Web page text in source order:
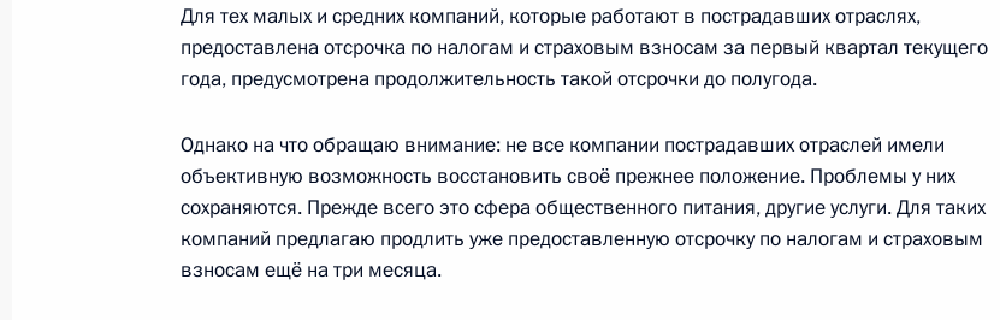
Встреча с членами правления РСПП
21 октября 2020 года, 16:40 Московская область, Ново-Огарёво
3
Подписан Указ о присвоении звания Героя Труда Российской
Федерации Никите Михалкову
21 октября 2020 года, 10:00
Для тех малых и средних компаний, которые работают в пострадавших отраслях,
предоставлена отсрочка по налогам и страховым взносам за первый квартал текущего
года, предусмотрена продолжительность такой отсрочки до полугода.
Однако на что обращаю внимание: не все компании пострадавших отраслей имели
объективную возможность восстановить своё прежнее положение. Проблемы у них
сохраняются. Прежде всего это сфера общественного питания, другие услуги. Для таких
компаний предлагаю продлить уже предоставленную отсрочку по налогам и страховым
взносам ещё на три месяца.